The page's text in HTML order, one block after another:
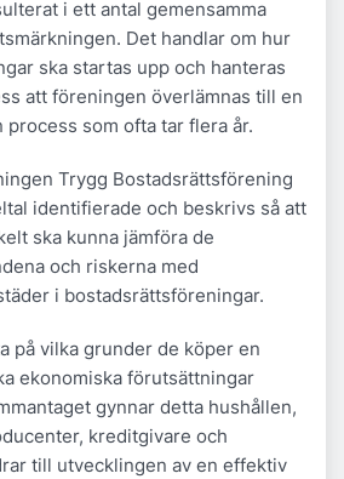
i ett antal gemensamma
Det handlar om hur
ska startas upp och hanteras
att föreningen överlämnas till en
som ofta tar flera år.
Trygg Bostadsrättsförening
identifierade och beskrivs så att
ska kunna jämföra de
och riskerna med
i bostadsrättsföreningar.
på vilka grunder de köper en
ekonomiska förutsättningar
gynnar detta hushållen,
kreditgivare och
till utvecklingen av en effektiv